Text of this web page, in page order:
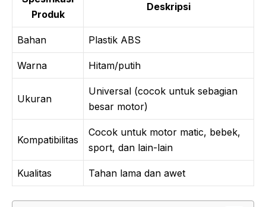
Produk
Deskripsi
Bahan Plastik ABS
Warna Hitam/putih
Ukuran
Universal (cocok untuk sebagian
besar motor)
Kompatibilitas
Cocok untuk motor matic, bebek,
sport, dan lain-lain
Kualitas Tahan lama dan awet